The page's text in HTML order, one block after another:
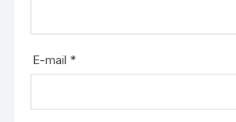
E-mail *